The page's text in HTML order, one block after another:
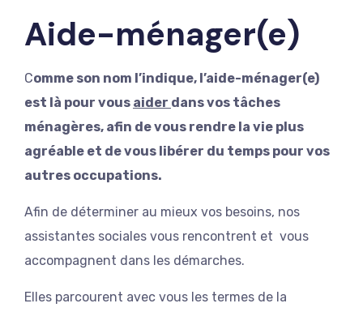
Aide-ménager(e)
Comme son nom l’indique, l’aide-ménager(e)
est là pour vous aider dans vos tâches
ménagères, afin de vous rendre la vie plus
agréable et de vous libérer du temps pour vos
autres occupations.
Afin de déterminer au mieux vos besoins, nos
assistantes sociales vous rencontrent et vous
accompagnent dans les démarches.
Elles parcourent avec vous les termes de la